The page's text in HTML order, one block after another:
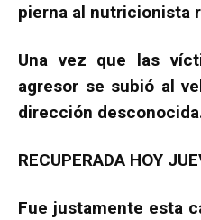
pierna al nutricionista
Una vez que las
agresor se subió al
dirección
RECUPERADA HOY
Fue justamente esta